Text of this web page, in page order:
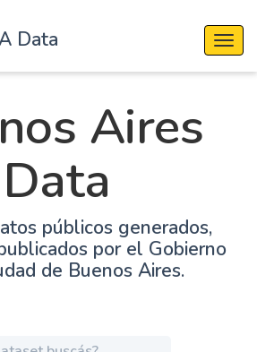
Data
Aires
Data
públicos generados,
por el Gobierno
de Buenos Aires.